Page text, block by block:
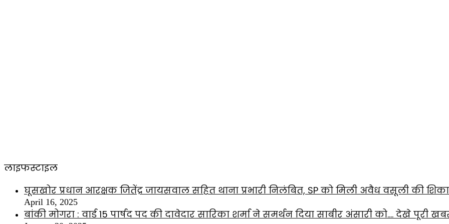
लाइफस्टाइल
घूसखोर प्रधान आरक्षक जितेंद्र जायसवाल सहित थाना प्रभारी निलंबित, SP को मिली अवैध वसूली की
April 16, 2025
बांकी मोगरा : वार्ड 15 पार्षद पद की दावेदार सारिका शर्मा ने समर्थन दिया साबीर अंसारी को…. देखे पूरी